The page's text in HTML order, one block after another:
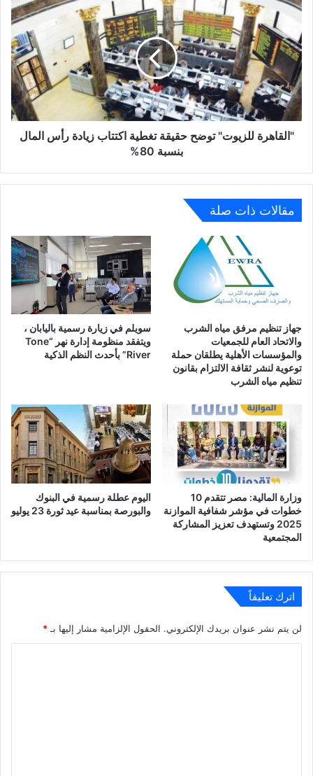
خلال
عام
2023
للزيوت"
توضح
حقيقة
تغطية
اكتتاب
زيادة
رأس
المال
بنسبة
"القاهرة للزيوت" توضح حقيقة تغطية اكتتاب زيادة رأس المال
بنسبة 80%
مقالات ذات صلة
جهاز تنظيم مرفق مياه الشرب
والاتحاد العام للجمعيات
والمؤسسات الأهلية يطلقان حملة
توعوية لنشر ثقافة الالتزام بقانون
تنظيم مياه الشرب
سويلم في زيارة رسمية باليابان ،
ويتفقد منظومة إدارة نهر “Tone
River” بأحدث النظم الذكية
وزارة المالية: مصر تتقدم 10
خطوات في مؤشر شفافية الموازنة
2025 وتستهدف تعزيز المشاركة
المجتمعية
اليوم عطلة رسمية في البنوك
والبورصة بمناسبة عيد ثورة 23 يوليو
اترك تعليقاً
لن يتم نشر عنوان بريدك الإلكتروني. الحقول الإلزامية مشار إليها بـ*